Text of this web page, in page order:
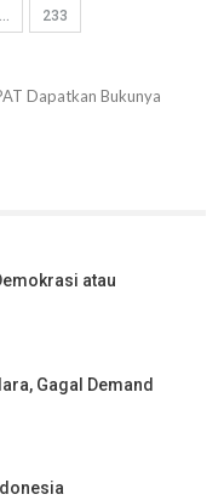
… 233
Dapatkan Bukunya
atau
Gagal Demand